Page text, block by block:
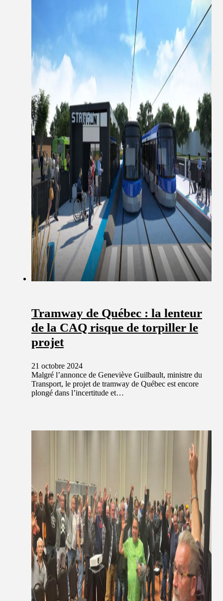
Tramway de Québec : la lenteur
de la CAQ risque de torpiller le
projet
21 octobre 2024
Malgré l’annonce de Geneviève Guilbault, ministre du
Transport, le projet de tramway de Québec est encore
plongé dans l’incertitude et…